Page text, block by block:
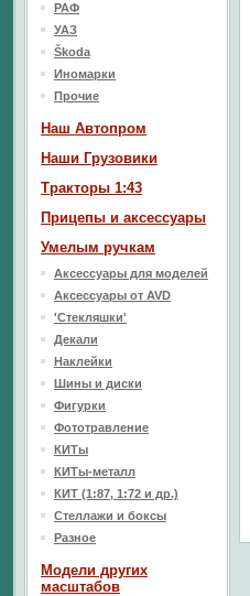
РАФ
УАЗ
Škoda
Иномарки
Прочие
Наш Aвтопром
Наши Грузовики
Тракторы 1:43
Прицепы и аксессуары
Умелым ручкам
Аксессуары для моделей
Аксессуары от AVD
'Стекляшки'
Декали
Наклейки
Шины и диски
Фигурки
Фототравление
КИТы
КИТы-металл
КИТ (1:87, 1:72 и др.)
Стеллажи и боксы
Разное
Модели других
масштабов